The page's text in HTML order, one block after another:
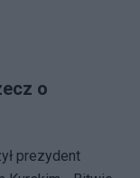
o
prezydent